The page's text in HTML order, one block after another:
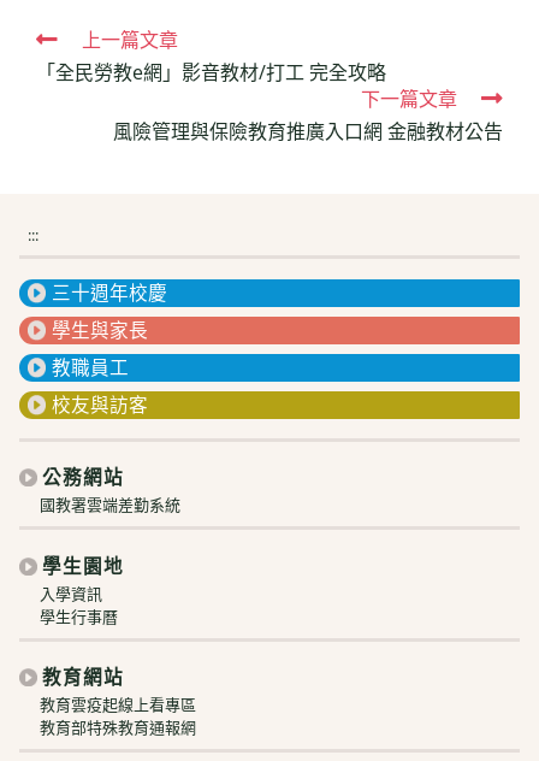
Read
more
articles
上一篇文章
「全民勞教e網」影音教材/打工 完全攻略
下一篇文章
風險管理與保險教育推廣入口網 金融教材公告
:::
三十週年校慶
學生與家長
教職員工
校友與訪客
公務網站
國教署雲端差勤系統
學生園地
入學資訊
學生行事曆
教育網站
教育雲疫起線上看專區
教育部特殊教育通報網